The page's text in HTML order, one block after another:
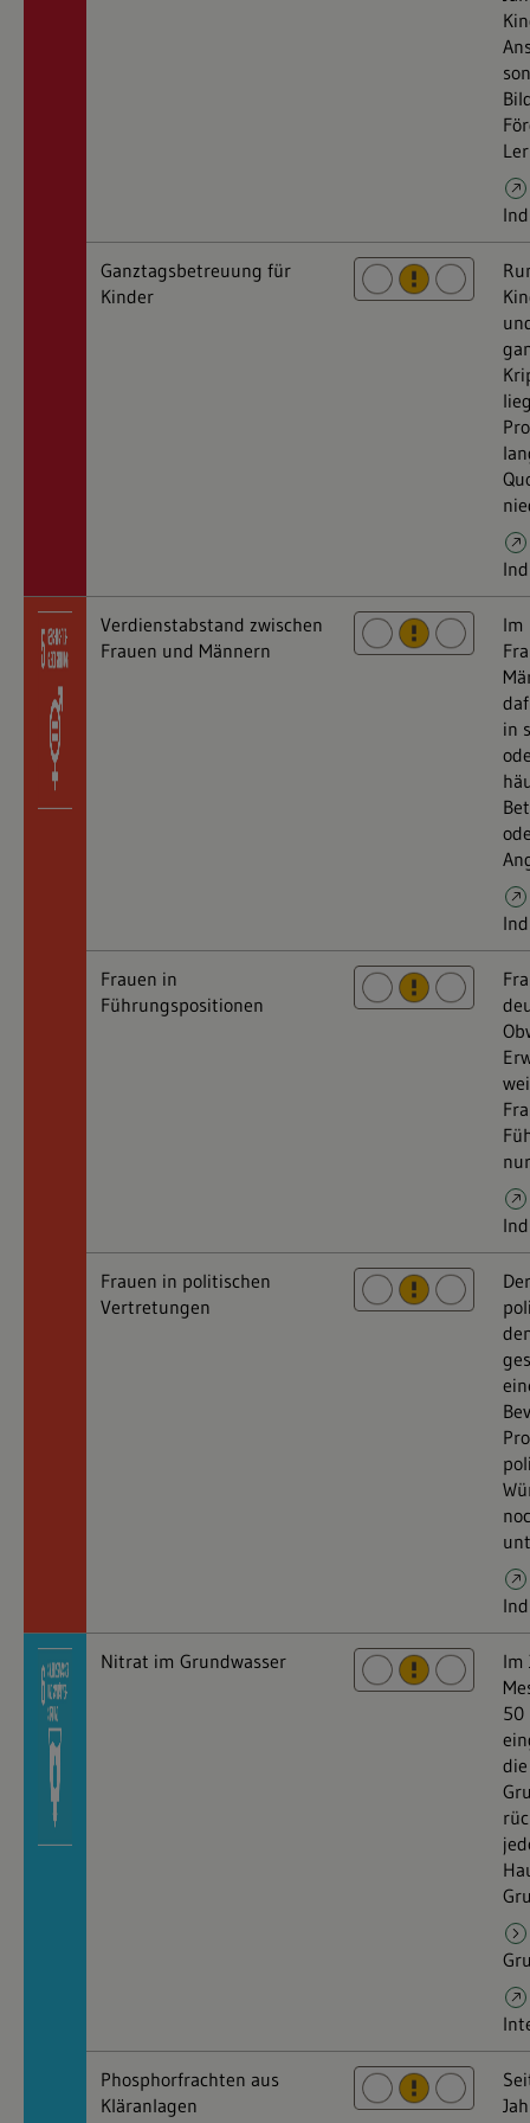
Ganztagsbetreuung für
Kinder
Verdienstabstand zwischen
Frauen und Männern
Im
in
Frauen in
Führungspositionen
Frauen in politischen
Vertretungen
Nitrat im Grundwasser
Im
Phosphorfrachten aus
Kläranlagen